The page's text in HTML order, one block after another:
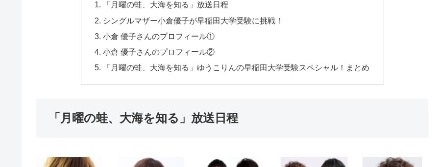
「月曜の蛙、大海を知る」放送日程
シングルマザー小倉優子が早稲田大学受験に挑戦！
小倉 優子さんのプロフィール①
小倉 優子さんのプロフィール②
「月曜の蛙、大海を知る」ゆうこりんの早稲田大学受験スペシャル！まとめ
「月曜の蛙、大海を知る」放送日程